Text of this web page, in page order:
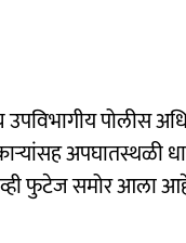
पोलीस
अपघातस्थळी
फुटेज समोर आला